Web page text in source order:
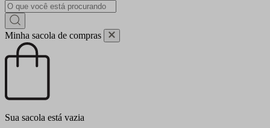
Minha sacola de compras
Sua sacola está vazia